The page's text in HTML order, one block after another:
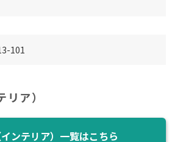
101
ア）
ンテリア）一覧はこちら